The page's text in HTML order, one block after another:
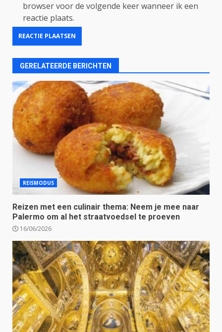
browser voor de volgende keer wanneer ik een
reactie plaats.
GERELATEERDE BERICHTEN
REISMODUS
Reizen met een culinair thema: Neem je mee naar
Palermo om al het straatvoedsel te proeven
16/06/2026